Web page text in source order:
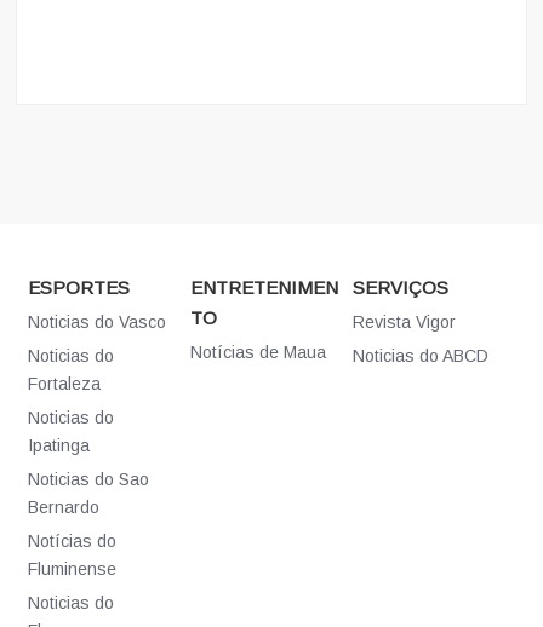
ESPORTES
Noticias do Vasco
Noticias do
Fortaleza
Noticias do
Ipatinga
Noticias do Sao
Bernardo
Notícias do
Fluminense
Noticias do
ENTRETENIMEN
TO
Notícias de Maua
SERVIÇOS
Revista Vigor
Noticias do ABCD